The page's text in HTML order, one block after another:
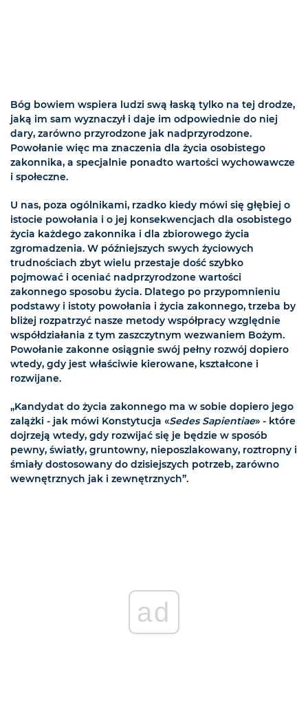
Bóg bowiem wspiera ludzi swą łaską tylko na tej drodze,
jaką im sam wyznaczył i daje im odpowiednie do niej
dary, zarówno przyrodzone jak nadprzyrodzone.
Powołanie więc ma znaczenia dla życia osobistego
zakonnika, a specjalnie ponadto wartości wychowawcze
i społeczne.
U nas, poza ogólnikami, rzadko kiedy mówi się głębiej o
istocie powołania i o jej konsekwencjach dla osobistego
życia każdego zakonnika i dla zbiorowego życia
zgromadzenia. W późniejszych swych życiowych
trudnościach zbyt wielu przestaje dość szybko
pojmować i oceniać nadprzyrodzone wartości
zakonnego sposobu życia. Dlatego po przypomnieniu
podstawy i istoty powołania i życia zakonnego, trzeba by
bliżej rozpatrzyć nasze metody współpracy względnie
współdziałania z tym zaszczytnym wezwaniem Bożym.
Powołanie zakonne osiągnie swój pełny rozwój dopiero
wtedy, gdy jest właściwie kierowane, kształcone i
rozwijane.
„Kandydat do życia zakonnego ma w sobie dopiero jego
zalążki - jak mówi Konstytucja «Sedes Sapientiae» - które
dojrzeją wtedy, gdy rozwijać się je będzie w sposób
pewny, światły, gruntowny, nieposzlakowany, roztropny i
śmiały dostosowany do dzisiejszych potrzeb, zarówno
wewnętrznych jak i zewnętrznych”.
ad